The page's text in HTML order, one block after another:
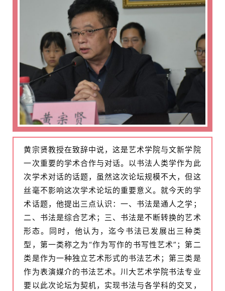
黄宗贤教授在致辞中说，这是艺术学院与文新学院
一次重要的学术合作与对话。以书法人类学作为此
次学术对话的话题，虽然这次论坛规模不大，但这
丝毫不影响这次学术论坛的重要意义。就今天的学
术话题，他提出三点认识：一、书法是通人之学；
二、书法是综合艺术；三、书法是不断转换的艺术
形态。同时，他认为，迄今书法已发展出三种类
型，第一类称之为“作为写作的书写性艺术”；第二
类是作为一种独立艺术形式的书法艺术；第三类是
作为表演媒介的书法艺术。川大艺术学院书法专业
要以此次论坛为契机，实现书法与各学科的交叉，